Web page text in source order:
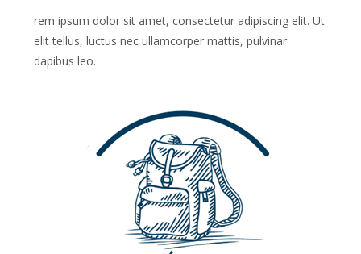
rem ipsum dolor sit amet, consectetur adipiscing elit. Ut
elit tellus, luctus nec ullamcorper mattis, pulvinar
dapibus leo.